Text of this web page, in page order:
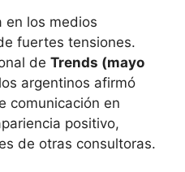
en los medios
fuertes tensiones.
de Trends (mayo
argentinos afirmó
comunicación en
positivo,
de otras consultoras.